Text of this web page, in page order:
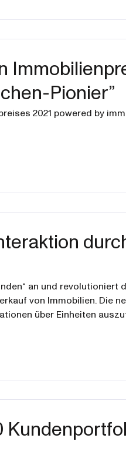
Pionier”
2021 powered by
an und
von Immobilien. Die
über Einheiten